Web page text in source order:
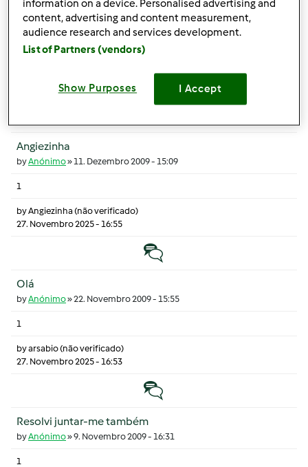
Blogs com receitas
byAnónimo »14. Janeiro 2010 - 11:56
27. Novembro 2025 - 16:55
Angiezinha
byAnónimo»11. Dezembro 2009 - 15:09
1
byAngiezinha (não verificado)
27. Novembro 2025 - 16:55
Tópico normal
Olá
byAnónimo»22. Novembro 2009 - 15:55
1
byarsabio (não verificado)
27. Novembro 2025 - 16:53
Tópico normal
Resolvi juntar-me também
byAnónimo»9. Novembro 2009 - 16:31
1
information on a device. Personalised advertising and
content, advertising and content measurement,
audience research and services development.
List of Partners (vendors)
Show Purposes I Accept